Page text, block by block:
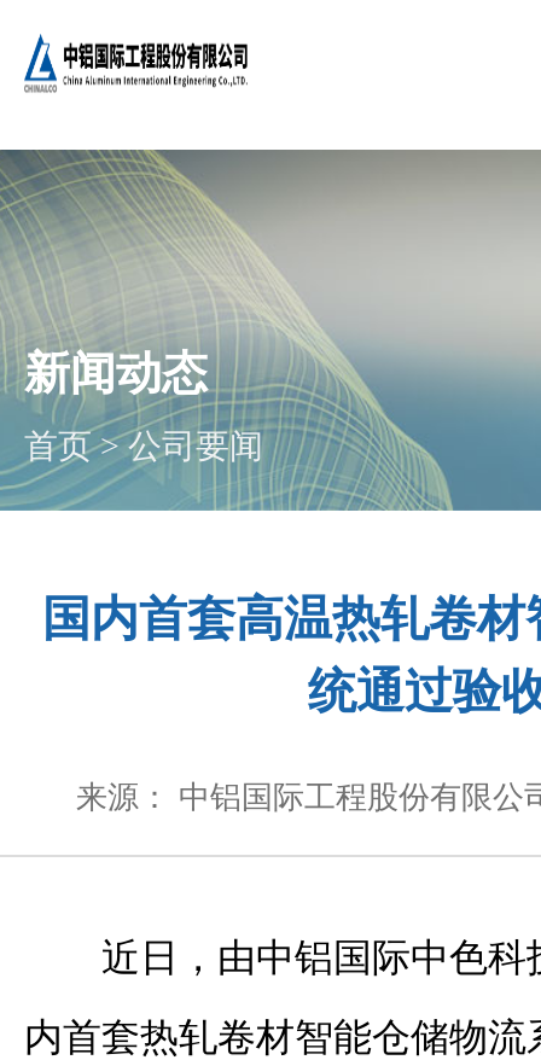
新闻动态
首页>公司要闻
国内首套高温热轧卷
统通过验
来源： 中铝国际工程股份有限公
近日，由中铝国际中色
内首套热轧卷材智能仓储物